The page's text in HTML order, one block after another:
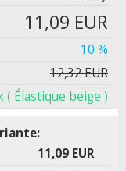
11,09 EUR
10 %
12,32 EUR
( Élastique beige )
11,09 EUR